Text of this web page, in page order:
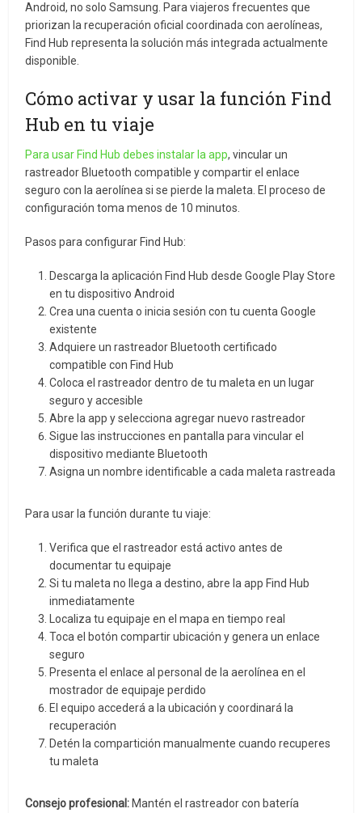
Android, no solo Samsung. Para viajeros frecuentes que
priorizan la recuperación oficial coordinada con aerolíneas,
Find Hub representa la solución más integrada actualmente
disponible.
Cómo activar y usar la función Find
Hub en tu viaje
Para usar Find Hub debes instalar la app, vincular un
rastreador Bluetooth compatible y compartir el enlace
seguro con la aerolínea si se pierde la maleta. El proceso de
configuración toma menos de 10 minutos.
Pasos para configurar Find Hub:
Descarga la aplicación Find Hub desde Google Play Store
en tu dispositivo Android
Crea una cuenta o inicia sesión con tu cuenta Google
existente
Adquiere un rastreador Bluetooth certificado
compatible con Find Hub
Coloca el rastreador dentro de tu maleta en un lugar
seguro y accesible
Abre la app y selecciona agregar nuevo rastreador
Sigue las instrucciones en pantalla para vincular el
dispositivo mediante Bluetooth
Asigna un nombre identificable a cada maleta rastreada
Para usar la función durante tu viaje:
Verifica que el rastreador está activo antes de
documentar tu equipaje
Si tu maleta no llega a destino, abre la app Find Hub
inmediatamente
Localiza tu equipaje en el mapa en tiempo real
Toca el botón compartir ubicación y genera un enlace
seguro
Presenta el enlace al personal de la aerolínea en el
mostrador de equipaje perdido
El equipo accederá a la ubicación y coordinará la
recuperación
Detén la compartición manualmente cuando recuperes
tu maleta
Consejo profesional: Mantén el rastreador con batería